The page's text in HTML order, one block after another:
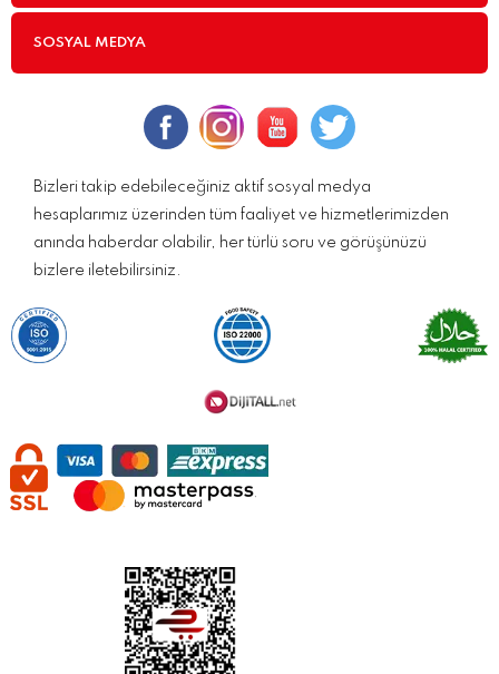
SOSYAL MEDYA
Bizleri takip edebileceğiniz aktif sosyal medya
hesaplarımız üzerinden tüm faaliyet ve hizmetlerimizden
anında haberdar olabilir, her türlü soru ve görüşünüzü
bizlere iletebilirsiniz.